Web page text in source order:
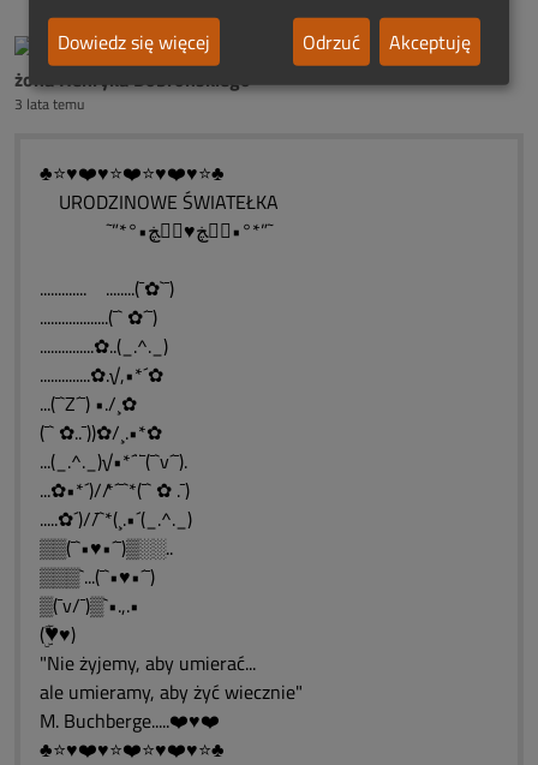
żona Henryka Dobrońskiego
3 lata temu
♣⭐♥❤️♥⭐❤️⭐♥❤️♥⭐♣
URODZINOWE ŚWIATEŁKA
˜”*°•ڰۣڿ♥ڰۣڿ•°*”˜
............. ........(¯✿`¯)
...................(¯` ✿´¯)
...............✿..(_.^._)
..............✿.√,•*´✿
...(¯`Z´¯) •./¸✿
(¯` ✿..¯))✿/¸.•*✿
...(_.^._)√•*´¨¯(¯`v´¯).
...✿•*´)//*´¯`*(¯` ✿ .¯)
.....✿´)//¯`*(¸.•´(_.^._)
▒▒(¯`•♥•´¯)▒░░..
▒▒▒`...(¯`•♥•´¯)
▒(¯v/¯)▒`•.,.•
(♥ّۣۜ♥)
"Nie żyjemy, aby umierać...
ale umieramy, aby żyć wiecznie"
M. Buchberge.....❤️♥❤️
♣⭐♥❤️♥⭐❤️⭐♥❤️♥⭐♣
Dowiedz się więcej
Odrzuć Akceptuję